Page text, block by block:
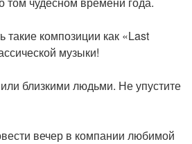
композиции как «Last
музыки!
близкими людьми. Не упустите
вечер в компании любимой